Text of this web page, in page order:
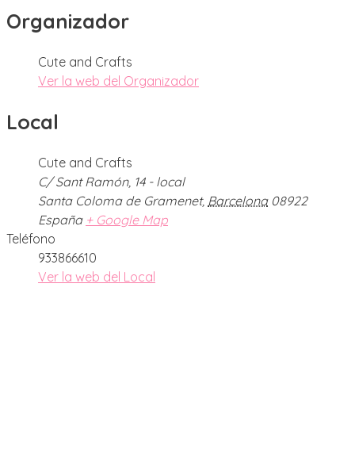
Organizador
Cute and Crafts
Ver la web del Organizador
Local
Cute and Crafts
C/ Sant Ramón, 14 - local
Santa Coloma de Gramenet, Barcelona 08922
España + Google Map
Teléfono
933866610
Ver la web del Local